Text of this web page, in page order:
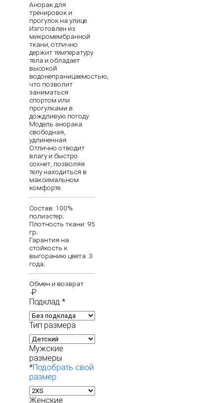
Анорак для
тренировок и
прогулок на улице.
Изготовлен из
микромембранной
ткани, отлично
держит температуру
тела и обладает
высокой
водонепраницаемостью,
что позволит
заниматься
спортом или
прогулками в
дождливую погоду.
Модель анорака
свободная,
удлиненная.
Отлично отводит
влагу и быстро
сохнет, позволяя
телу находиться в
максимальном
комфорте.
Состав: 100%
полиэстер;
Плотность ткани: 95
гр;
Гарантия на
стойкость к
выгоранию цвета: 3
года;
Обмен и возврат
₽
Подклад *
Тип размера
Мужские
размеры
*Подобрать свой
размер
Женские